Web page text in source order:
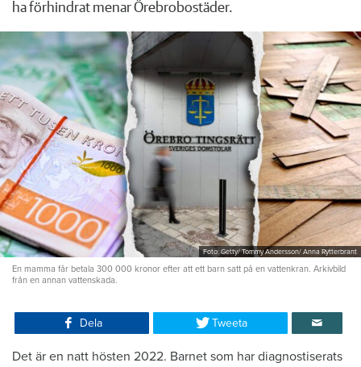
ha förhindrat menar Örebrobostäder.
Foto: Getty/ Tommy Andersson/ Anna Rytterbrant
En mamma får betala 300 000 kronor efter att ett barn satt på en vattenkran. Arkivbild
från en annan vattenskada.
Dela Tweeta
Det är en natt hösten 2022. Barnet som har diagnostiserats